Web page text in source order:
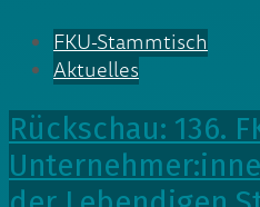
FKU-Stammtisch
Aktuelles
Rückschau: 136.